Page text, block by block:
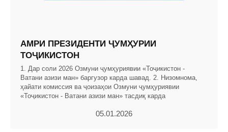
АМРИ ПРЕЗИДЕНТИ ҶУМҲУРИИ
ТОҶИКИСТОН
1. Дар соли 2026 Озмуни ҷумҳуриявии «Тоҷикистон -
Ватани азизи ман» баргузор карда шавад. 2. Низомнома,
ҳайати комиссия ва ҷоизаҳои Озмуни ҷумҳуриявии
«Тоҷикистон - Ватани азизи ман» тасдиқ карда
05.01.2026